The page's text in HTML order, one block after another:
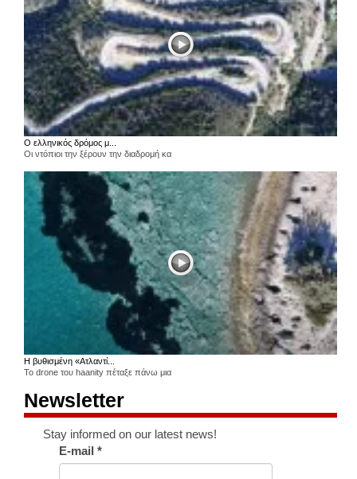
Ο ελληνικός δρόμος μ...
Οι ντόπιοι την ξέρουν την διαδρομή κα
Η βυθισμένη «Ατλαντί...
Το drone του haanity πέταξε πάνω μια
Newsletter
Stay informed on our latest news!
E-mail*